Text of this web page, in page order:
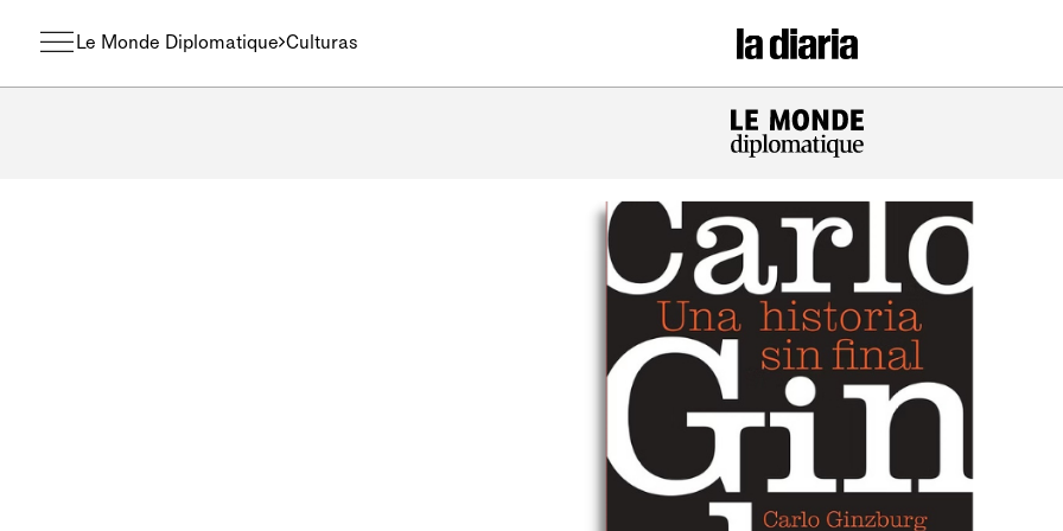
Le Monde Diplomatique Culturas